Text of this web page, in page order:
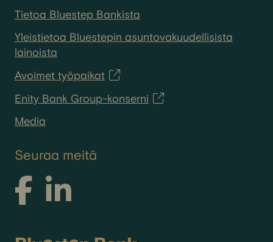
Tietoa Bluestep Bankista
Yleistietoa Bluestepin asuntovakuudellisista
lainoista
Avoimet työpaikat
Enity Bank Group-konserni
Media
Seuraa meitä